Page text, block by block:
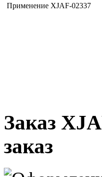
Применение XJAF-02337
Заказ
заказ